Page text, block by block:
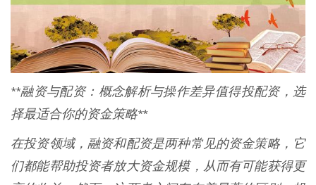
**融资与配资：概念解析与操作差异值得投配资，选
择最适合你的资金策略**
在投资领域，融资和配资是两种常见的资金策略，它
们都能帮助投资者放大资金规模，从而有可能获得更